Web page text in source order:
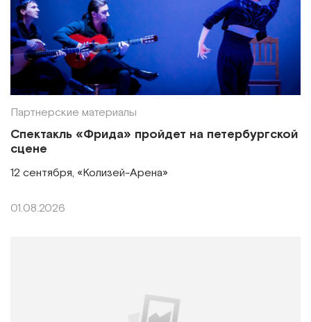
Партнерские материалы
Спектакль «Фрида» пройдет на петербургской
сцене
12 сентября, «Колизей-Арена»
01.08.2026